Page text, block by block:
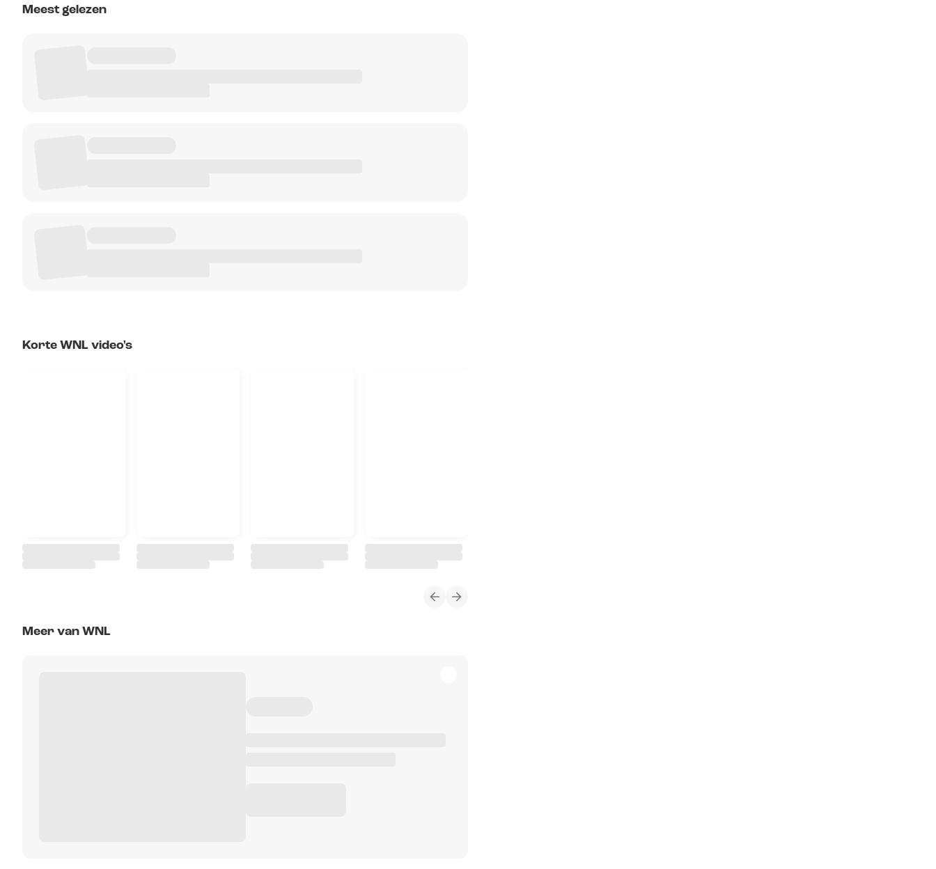
Meest gelezen
Korte WNL video's
Meer van WNL